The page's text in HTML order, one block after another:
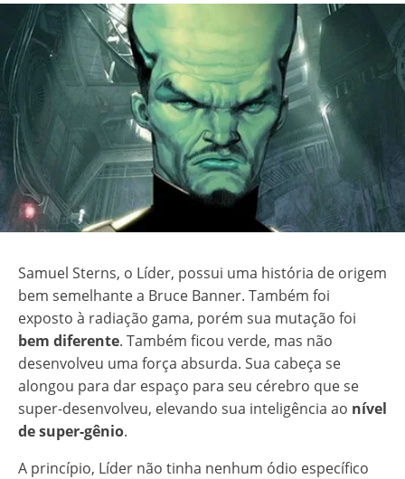
Samuel Sterns, o Líder, possui uma história de origem
bem semelhante a Bruce Banner. Também foi
exposto à radiação gama, porém sua mutação foi
bem diferente. Também ficou verde, mas não
desenvolveu uma força absurda. Sua cabeça se
alongou para dar espaço para seu cérebro que se
super-desenvolveu, elevando sua inteligência ao nível
de super-gênio.
A princípio, Líder não tinha nenhum ódio específico